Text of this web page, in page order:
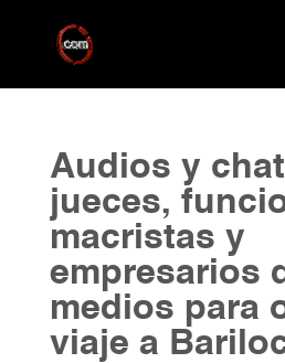
Audios y
jueces,
macristas y
empresarios
medios para
viaje a